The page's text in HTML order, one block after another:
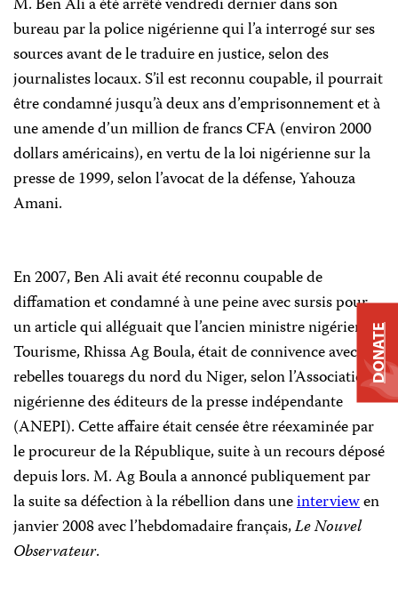
M. Ben Ali a été arrêté vendredi dernier dans son
bureau par la police nigérienne qui l’a interrogé sur ses
sources avant de le traduire en justice, selon des
journalistes locaux. S’il est reconnu coupable, il pourrait
être condamné jusqu’à deux ans d’emprisonnement et à
une amende d’un million de francs CFA (environ 2000
dollars américains), en vertu de la loi nigérienne sur la
presse de 1999, selon l’avocat de la défense, Yahouza
Amani.
En 2007, Ben Ali avait été reconnu coupable de
diffamation et condamné à une peine avec sursis pour
un article qui alléguait que l’ancien ministre nigérien du
Tourisme, Rhissa Ag Boula,était de connivenceavec les
rebelles touaregs du nord du Niger, selon l’Association
nigérienne des éditeurs de la presse indépendante
(ANEPI). Cette affaire était censée être réexaminée par
le procureur de la République, suite à un recours déposé
depuis lors. M. Ag Boula a annoncé publiquement par
la suite sa défection à la rébellion dans uneinterviewen
janvier 2008 avec l’hebdomadaire français,Le Nouvel
Observateur.
DONATE